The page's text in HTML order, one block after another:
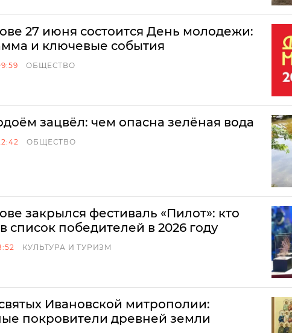
27 июня состоится День молодежи:
и ключевые события
ОБЩЕСТВО
зацвёл: чем опасна зелёная вода
ОБЩЕСТВО
закрылся фестиваль «Пилот»: кто
список победителей в 2026 году
КУЛЬТУРА И ТУРИЗМ
Ивановской митрополии:
покровители древней земли